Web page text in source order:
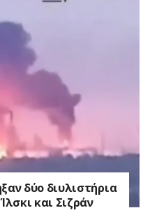
δύο διυλιστήρια
και Σιζράν